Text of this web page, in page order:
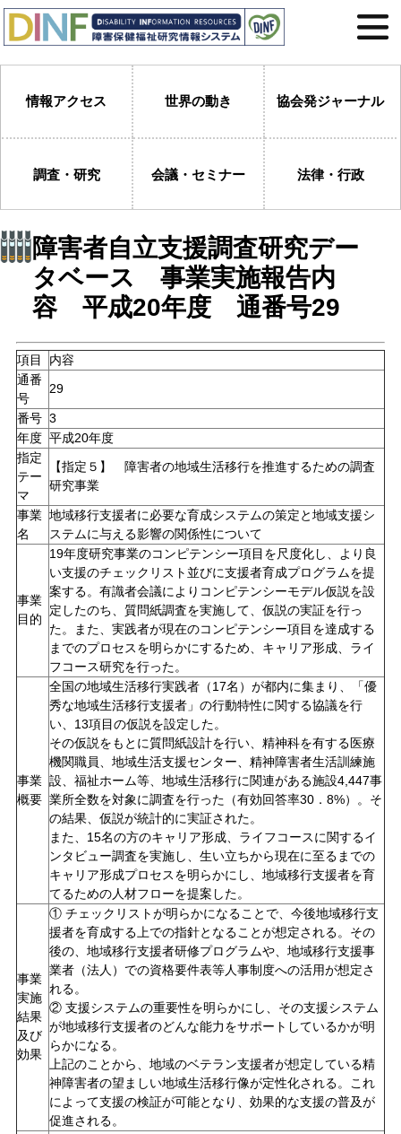
情報アクセス 世界の動き 協会発ジャーナル
調査・研究 会議・セミナー 法律・行政
障害者自立支援調査研究デー
タベース 事業実施報告内
容 平成20年度 通番号29
項目
内容
通番
号
29
番号 3
年度 平成20年度
指定
テー
マ
【指定５】 障害者の地域生活移行を推進するための調査
研究事業
事業
名
地域移行支援者に必要な育成システムの策定と地域支援シ
ステムに与える影響の関係性について
事業
目的
19年度研究事業のコンピテンシー項目を尺度化し、より良
い支援のチェックリスト並びに支援者育成プログラムを提
案する。有識者会議によりコンピテンシーモデル仮説を設
定したのち、質問紙調査を実施して、仮説の実証を行っ
た。また、実践者が現在のコンピテンシー項目を達成する
までのプロセスを明らかにするため、キャリア形成、ライ
フコース研究を行った。
事業
概要
全国の地域生活移行実践者（17名）が都内に集まり、「優
秀な地域生活移行支援者」の行動特性に関する協議を行
い、13項目の仮説を設定した。
その仮説をもとに質問紙設計を行い、精神科を有する医療
機関職員、地域生活支援センター、精神障害者生活訓練施
設、福祉ホーム等、地域生活移行に関連がある施設4,447事
業所全数を対象に調査を行った（有効回答率30．8%）。そ
の結果、仮説が統計的に実証された。
また、15名の方のキャリア形成、ライフコースに関するイ
ンタビュー調査を実施し、生い立ちから現在に至るまでの
キャリア形成プロセスを明らかにし、地域移行支援者を育
てるための人材フローを提案した。
事業
実施
結果
及び
効果
① チェックリストが明らかになることで、今後地域移行支
援者を育成する上での指針となることが想定される。その
後の、地域移行支援者研修プログラムや、地域移行支援事
業者（法人）での資格要件表等人事制度への活用が想定さ
れる。
② 支援システムの重要性を明らかにし、その支援システム
が地域移行支援者のどんな能力をサポートしているかが明
らかになる。
上記のことから、地域のベテラン支援者が想定している精
神障害者の望ましい地域生活移行像が定性化される。これ
によって支援の検証が可能となり、効果的な支援の普及が
促進される。